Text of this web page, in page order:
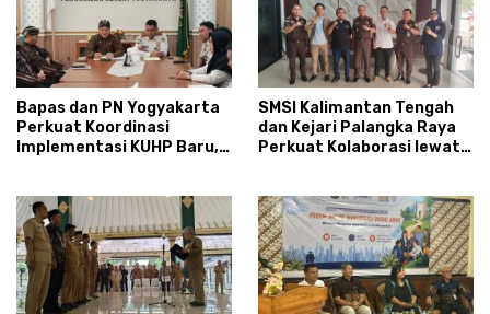
Bapas dan PN Yogyakarta
Perkuat Koordinasi
Implementasi KUHP Baru,
SMSI Kalimantan Tengah
dan Kejari Palangka Raya
Perkuat Kolaborasi lewat